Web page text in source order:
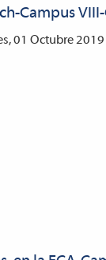
Campus
01 Octubre 2019